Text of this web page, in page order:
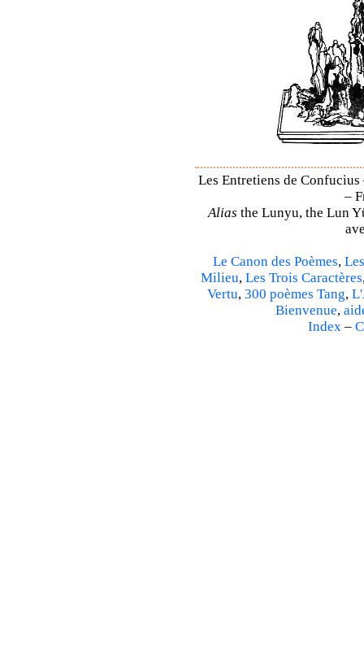
Les Entretiens de
–
Alias the Lunyu, the Lun
Le Canon des Poèmes,
Milieu, Les Trois Caractères
Vertu, 300 poèmes Tang,
Bienvenue,
Index –